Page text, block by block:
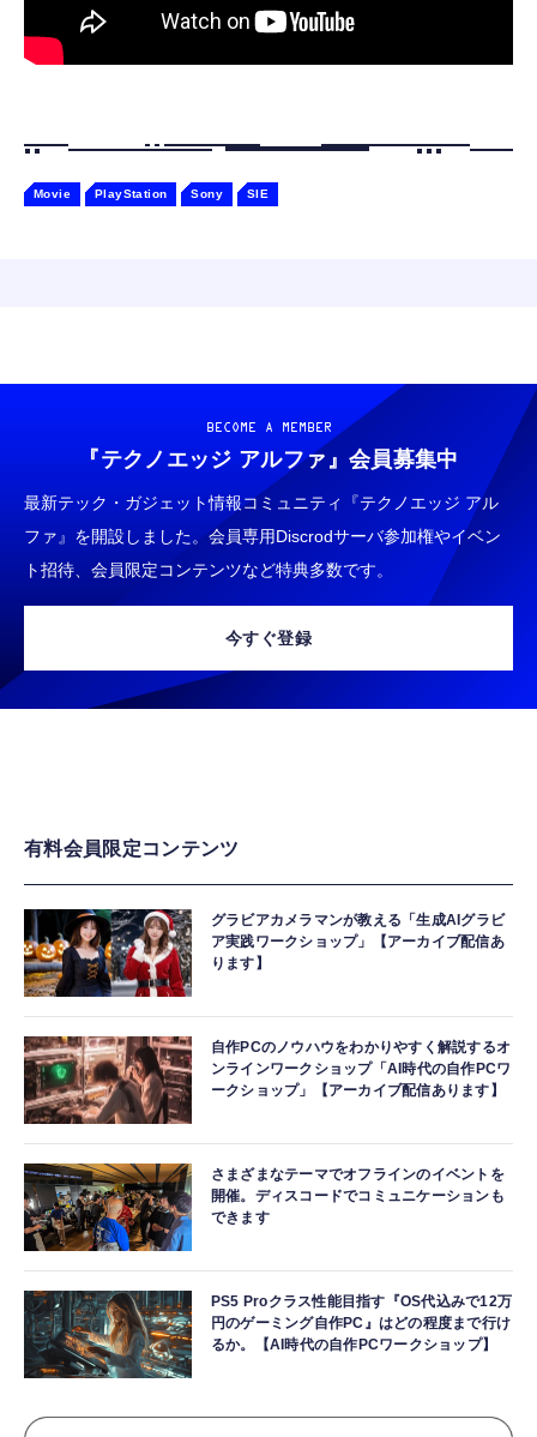
Movie PlayStation Sony SIE
BECOME A MEMBER
『テクノエッジ アルファ』 会員募集中
最新テック・ガジェット情報コミュニティ『テクノエッジ アル
ファ』を開設しました。会員専用Discrodサーバ参加権やイベン
ト招待、会員限定コンテンツなど特典多数です。
今すぐ登録
有料会員限定コンテンツ
グラビアカメラマンが教える「生成AIグラビ
ア実践ワークショップ」【アーカイブ配信あ
ります】
自作PCのノウハウをわかりやすく解説するオ
ンラインワークショップ「AI時代の自作PCワ
ークショップ」【アーカイブ配信あります】
さまざまなテーマでオフラインのイベントを
開催。ディスコードでコミュニケーションも
できます
PS5 Proクラス性能目指す『OS代込みで12万
円のゲーミング自作PC』はどの程度まで行け
るか。【AI時代の自作PCワークショップ】